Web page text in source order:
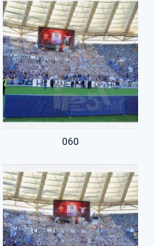
060